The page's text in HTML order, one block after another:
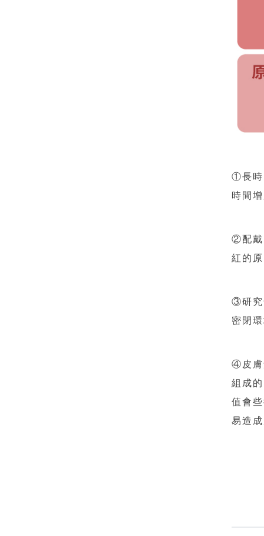
①長時
時間
②配戴
紅的
③研究
密閉
④皮膚
組成
值會
易造